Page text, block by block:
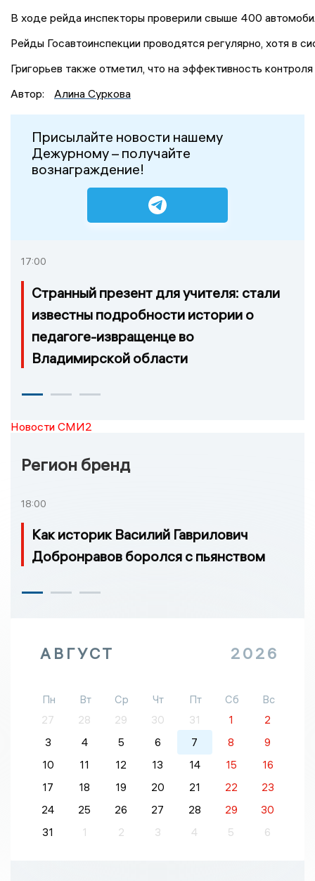
В ходе рейда инспекторы проверили свыше 400
Рейды Госавтоинспекции проводятся регулярно, хотя в
Григорьев также отметил, что на эффективность
Автор:
Алина Суркова
Присылайте новости нашему
Дежурному – получайте
вознаграждение!
17:00
Странный презент для учителя: стали
известны подробности истории о
педагоге-извращенце во
Владимирской области
Новости СМИ2
Регион бренд
18:00
Как историк Василий Гаврилович
Добронравов боролся с пьянством
АВГУСТ 2026
Пн Вт Ср Чт Пт Сб
Вс
27
28 29 30 31 1
2
3
4 5 6 7 8
9
10
11 12 13 14 15
16
17
18 19 20 21 22
23
24
25 26 27 28 29
30
31
1 2 3 4 5 6